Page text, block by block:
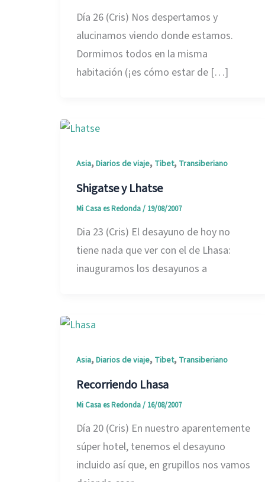
Día 26 (Cris) Nos despertamos y
alucinamos viendo donde estamos.
Dormimos todos en la misma
habitación (¡es cómo estar de […]
Asia,Diarios de viaje, Tibet, Transiberiano
Shigatse y Lhatse
Mi Casa es Redonda/ 19/08/2007
Dia 23 (Cris) El desayuno de hoy no
tiene nada que ver con el de Lhasa:
inauguramos los desayunos a
Asia,Diarios de viaje, Tibet, Transiberiano
Recorriendo Lhasa
Mi Casa es Redonda/ 16/08/2007
Día 20 (Cris) En nuestro aparentemente
súper hotel, tenemos el desayuno
incluido así que, en grupillos nos vamos